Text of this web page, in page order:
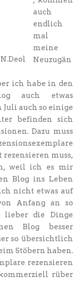
auch
endlich
mal
meine
Neuzugän
ich habe in den
auch etwas
auch so einige
befinden sich
Dazu muss
muss,
weil ich es mir
Blog ins Leben
nicht etwas auf
Anfang an so
lieber die Dinge
Blog besser
so übersichtlich
Stöbern haben.
rezensieren
rüber